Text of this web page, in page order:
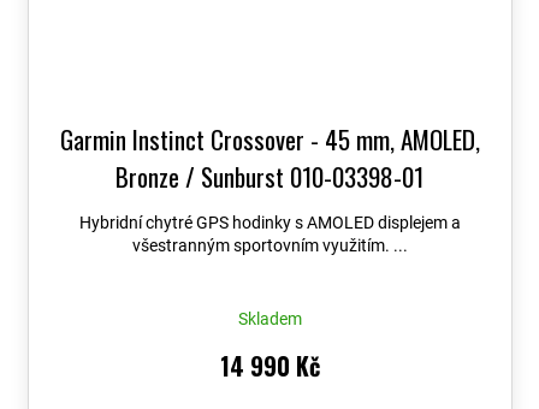
Garmin Instinct Crossover - 45 mm, AMOLED,
Bronze / Sunburst 010-03398-01
Hybridní chytré GPS hodinky s AMOLED displejem a
všestranným sportovním využitím. ...
Skladem
14 990 Kč